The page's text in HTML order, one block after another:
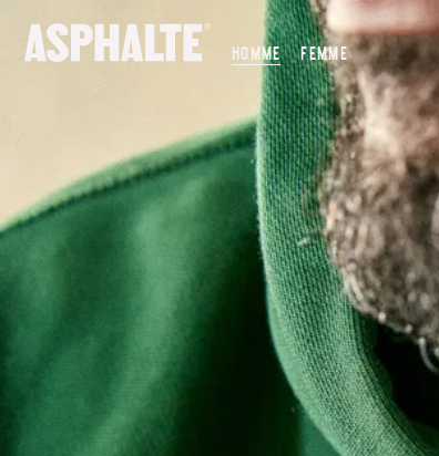
HOMME FEMME
NOTRE MISSION
LE JOURNAL